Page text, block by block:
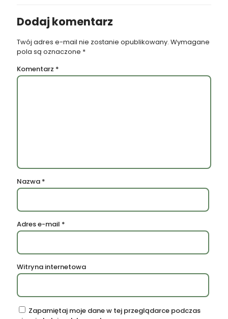
Dodaj komentarz
Twój adres e-mail nie zostanie opublikowany. Wymagane
pola są oznaczone *
Komentarz *
Nazwa *
Adres e-mail *
Witryna internetowa
Zapamiętaj moje dane w tej przeglądarce podczas